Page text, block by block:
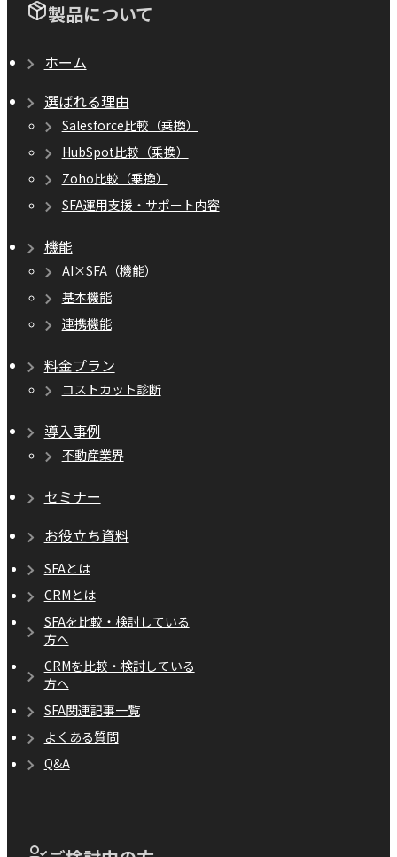
製品について
ホーム
選ばれる理由
Salesforce比較（乗換）
HubSpot比較（乗換）
Zoho比較（乗換）
SFA運用支援・サポート内容
機能
AI×SFA（機能）
基本機能
連携機能
料金プラン
コストカット診断
導入事例
不動産業界
セミナー
お役立ち資料
SFAとは
CRMとは
SFAを比較・検討している
方へ
CRMを比較・検討している
方へ
SFA関連記事一覧
よくある質問
Q&A